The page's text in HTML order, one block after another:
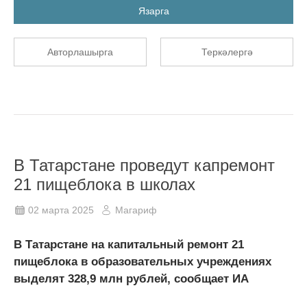
Язарга
Авторлашырга Теркәлергә
В Татарстане проведут капремонт
21 пищеблока в школах
02 марта 2025 Магариф
В Татарстане на капитальный ремонт 21
пищеблока в образовательных учреждениях
выделят 328,9 млн рублей, сообщает ИА